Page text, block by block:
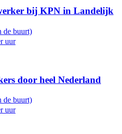
bij KPN in Landelijk
de buurt)
uur
door heel Nederland
de buurt)
uur